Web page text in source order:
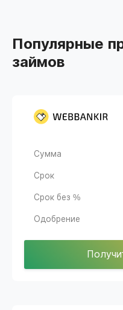
Популярные
займов
Сумма
Срок
Срок без %
Одобрение